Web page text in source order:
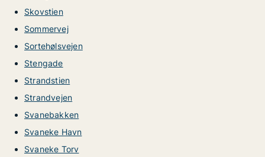
Skovstien
Sommervej
Sortehølsvejen
Stengade
Strandstien
Strandvejen
Svanebakken
Svaneke Havn
Svaneke Torv